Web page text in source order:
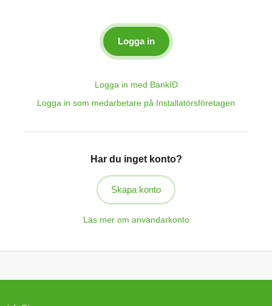
Logga in med BankID
Logga in som medarbetare på Installatörsföretagen
Har du inget konto?
Skapa konto
Läs mer om användarkonto